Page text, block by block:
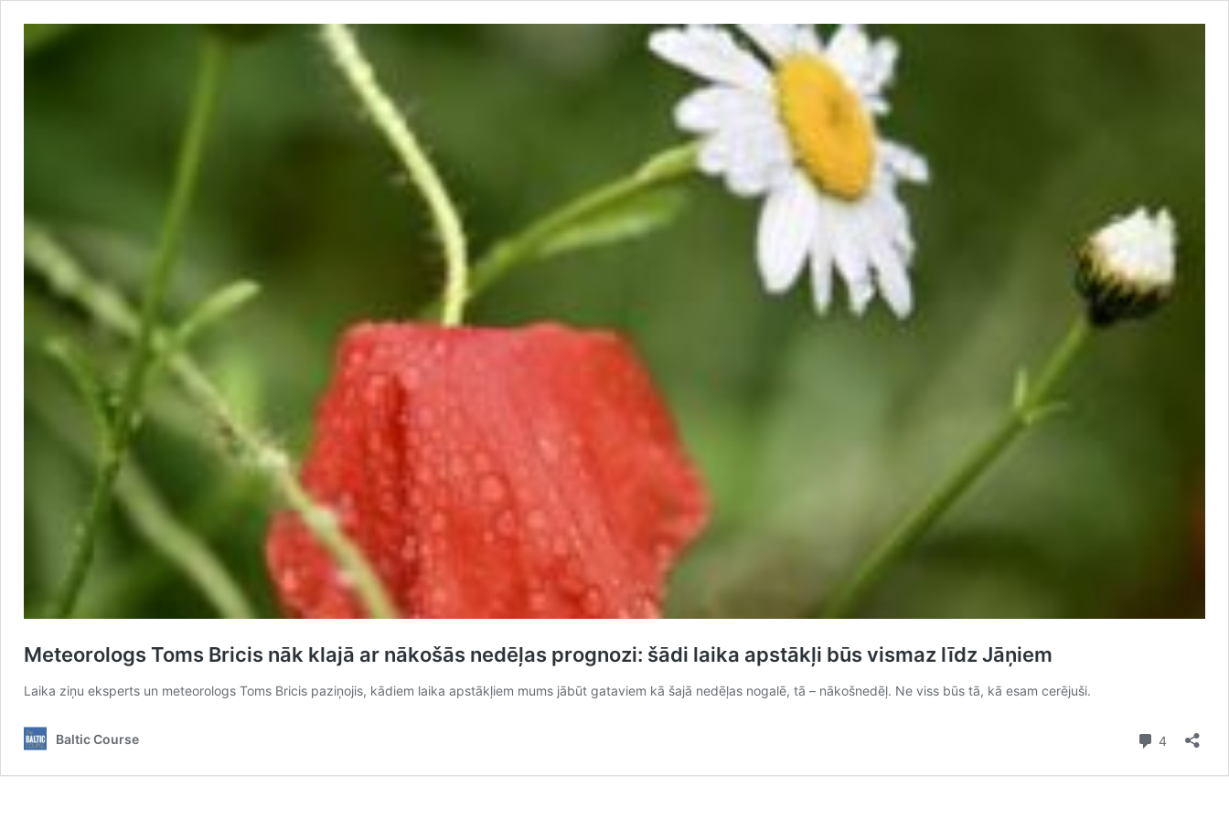
Meteorologs Toms Bricis nāk klajā ar nākošās nedēļas prognozi: šādi laika apstākļi būs vismaz līdz Jāņiem
Laika ziņu eksperts un meteorologs Toms Bricis paziņojis, kādiem laika apstākļiem mums jābūt gataviem kā šajā nedēļas nogalē, tā – nākošnedēļ. Ne viss būs tā, kā esam cerējuši.
Baltic Course 4 Comments